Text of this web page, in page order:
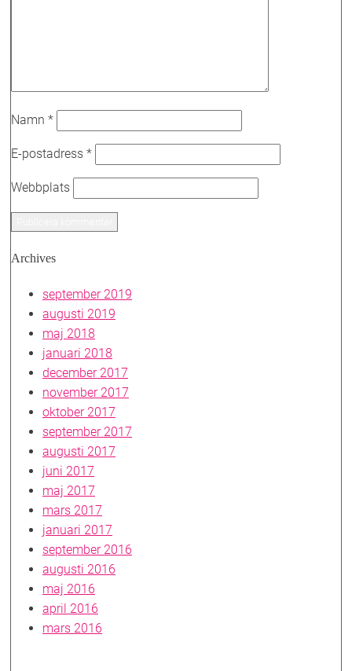
Namn *
E-postadress *
Webbplats
Archives
september 2019
augusti 2019
maj 2018
januari 2018
december 2017
november 2017
oktober 2017
september 2017
augusti 2017
juni 2017
maj 2017
mars 2017
januari 2017
september 2016
augusti 2016
maj 2016
april 2016
mars 2016